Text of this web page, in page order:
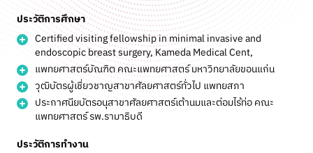
ประวัติการศึกษา
Certified visiting fellowship in minimal invasive and
endoscopic breast surgery, Kameda Medical Cent,
แพทยศาสตร์บัณฑิต คณะแพทยศาสตร์ มหาวิทยาลัยขอนแก่น
วุฒิบัตรผู้เชี่ยวชาญสาขาศัลยศาสตร์ทั่วไป แพทยสภา
ประกาศนียบัตรอนุสาขาศัลยศาสตร์เต้านมและต่อมไร้ท่อ คณะ
แพทยศาสตร์ รพ.รามาธิบดี
ประวัติการทำงาน